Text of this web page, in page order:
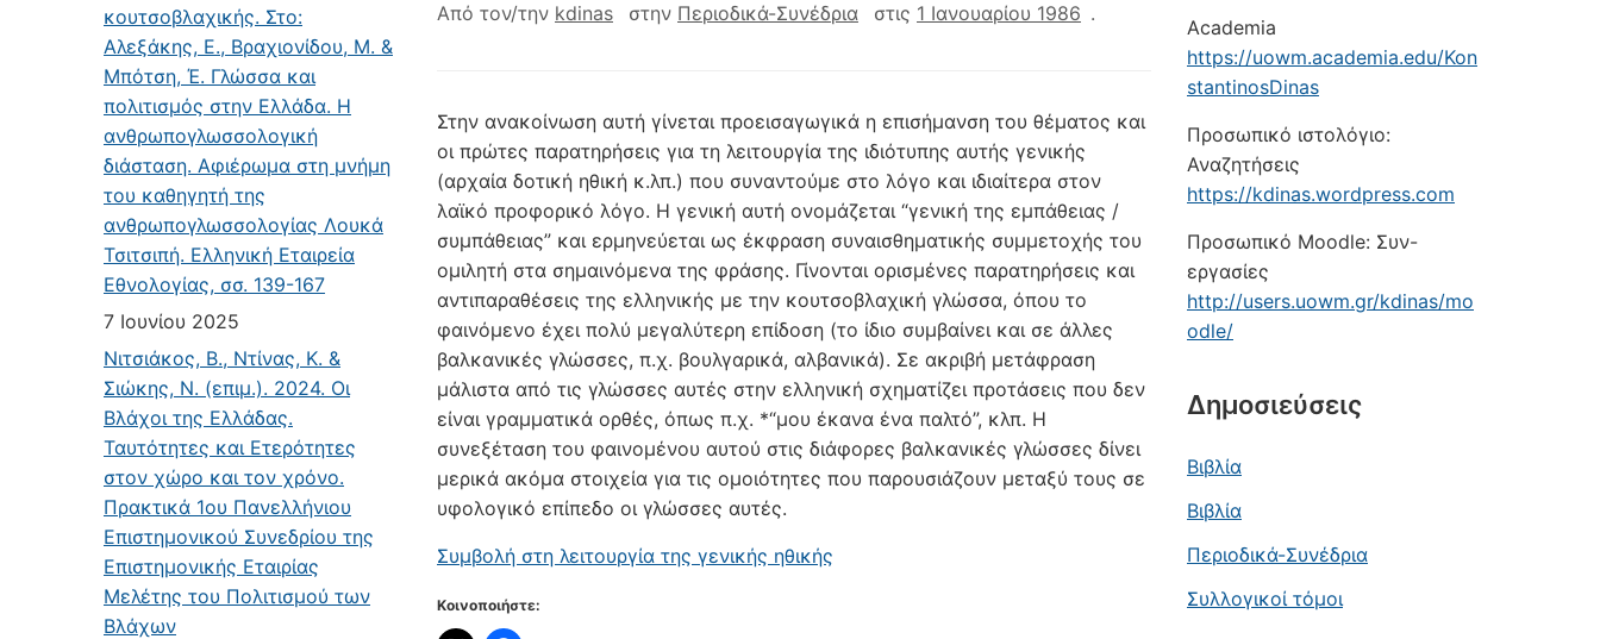
κουτσοβλαχικής. Στο:
Αλεξάκης, Ε., Βραχιονίδου, Μ. &
Μπότση, Έ. Γλώσσα και
πολιτισμός στην Ελλάδα. Η
ανθρωπογλωσσολογική
διάσταση. Αφιέρωμα στη μνήμη
του καθηγητή της
ανθρωπογλωσσολογίας Λουκά
Τσιτσιπή. Ελληνική Εταιρεία
Εθνολογίας, σσ. 139-167
7 Ιουνίου 2025
Νιτσιάκος, Β., Ντίνας, Κ. &
Σιώκης, Ν. (επιμ.). 2024. Οι
Βλάχοι της Ελλάδας.
Ταυτότητες και Ετερότητες
στον χώρο και τον χρόνο.
Πρακτικά 1ου Πανελλήνιου
Επιστημονικού Συνεδρίου της
Επιστημονικής Εταιρίας
Μελέτης του Πολιτισμού των
Βλάχων
Από τον/την kdinas στην Περιοδικά-Συνέδρια στις 1 Ιανουαρίου 1986 .
Στην ανακοίνωση αυτή γίνεται προεισαγωγικά η επισήμανση του θέματος και
οι πρώτες παρατηρήσεις για τη λειτουργία της ιδιότυπης αυτής γενικής
(αρχαία δοτική ηθική κ.λπ.) που συναντούμε στο λόγο και ιδιαίτερα στον
λαϊκό προφορικό λόγο. H γενική αυτή ονομάζεται “γενική της εμπάθειας /
συμπάθειας” και ερμηνεύεται ως έκφραση συναισθηματικής συμμετοχής του
ομιλητή στα σημαινόμενα της φράσης. Γίνονται ορισμένες παρατηρήσεις και
αντιπαραθέσεις της ελληνικής με την κουτσοβλαχική γλώσσα, όπου το
φαινόμενο έχει πολύ μεγαλύτερη επίδοση (το ίδιο συμβαίνει και σε άλλες
βαλκανικές γλώσσες, π.χ. βουλγαρικά, αλβανικά). Σε ακριβή μετάφραση
μάλιστα από τις γλώσσες αυτές στην ελληνική σχηματίζει προτάσεις που δεν
είναι γραμματικά ορθές, όπως π.χ. *“μου έκανα ένα παλτό”, κλπ. H
συνεξέταση του φαινομένου αυτού στις διάφορες βαλκανικές γλώσσες δίνει
μερικά ακόμα στοιχεία για τις ομοιότητες που παρουσιάζουν μεταξύ τους σε
υφολογικό επίπεδο οι γλώσσες αυτές.
Συμβολή στη λειτουργία της γενικής ηθικής
Κοινοποιήστε:
Academia
https://uowm.academia.edu/Kon
stantinosDinas
Προσωπικό ιστολόγιο:
Αναζητήσεις
https://kdinas.wordpress.com
Προσωπικό Moodle: Συν-
εργασίες
http://users.uowm.gr/kdinas/mo
odle/
Δημοσιεύσεις
Βιβλία
Βιβλία
Περιοδικά-Συνέδρια
Συλλογικοί τόμοι